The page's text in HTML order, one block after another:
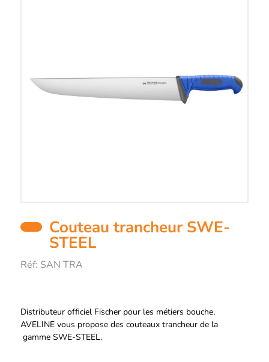
Couteau trancheur SWE-
STEEL
Réf: SAN TRA
Distributeur officiel Fischer pour les métiers bouche,
AVELINE vous propose des couteaux trancheur de la
gamme SWE-STEEL.